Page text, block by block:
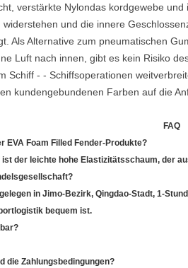
verstärkte Nylondas kordgewebe
und die innere
Als Alternative zum pneumatischen
Luft nach innen, gibt es kein Risiko
Schiff - - Schiffsoperationen
kundengebundenen Farben auf die
FAQ
EVA Foam Filled Fender-Produkte?
der leichte hohe Elastizitätsschaum, der
in Jimo-Bezirk, Qingdao-Stadt, 1-
bequem ist.
die Zahlungsbedingungen?